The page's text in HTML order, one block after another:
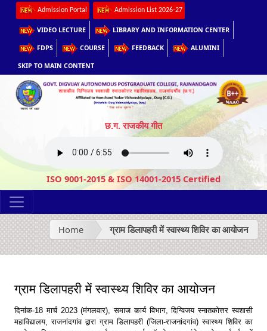
Admission Portal Admission List 2026-27
VIDEO LECTURE LIBRARY AND INFORMATION CENTER
FDPS COURSE FEEDBACK ALUMINI
SKIP TO MAIN CONTENT
छ.ग. राजकीय गीत
ISO 9001-2015 & ISO 14001-2015 Certified
Home ग्राम डिलापहरी में स्वास्थ्य शिविर का आयोजन
ग्राम डिलापहरी में स्वास्थ्य शिविर का आयोजन
दिनांक-18 मार्च 2023 (मंगलवार), समाज कार्य विभाग, दिग्विजय स्नातकोत्तर स्वशासी
महाविद्यालय, राजनांदगांव द्वारा ग्राम डिलापहरी (जिला-राजनांदगांव) स्वास्थ्य शिविर का